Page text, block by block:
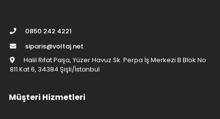
0850 242 4221
siparis@voltaj.net
Halil Rıfat Paşa, Yüzer Havuz Sk. Perpa İş Merkezi B Blok No
811 Kat 6, 34384 Şişli/İstanbul
Müşteri Hizmetleri